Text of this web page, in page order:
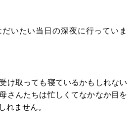
いたい当日の深夜に行っていま
け取っても寝ているかもしれない
さんたちは忙しくてなかなか目を
れません。